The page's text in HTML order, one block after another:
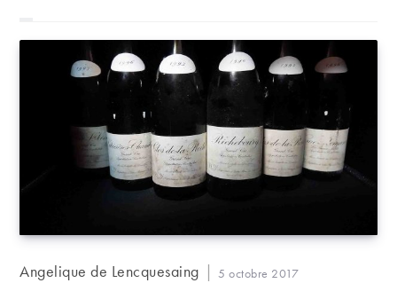
Auteur/autrice
Angelique de Lencquesaing
Publication
5 octobre 2017